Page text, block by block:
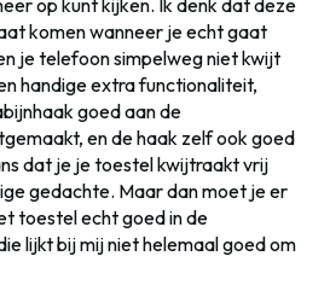
op kunt kijken. Ik denk dat deze
komen wanneer je echt gaat
je telefoon simpelweg niet kwijt
handige extra functionaliteit,
goed aan de
en de haak zelf ook goed
dat je je toestel kwijtraakt vrij
gedachte. Maar dan moet je er
toestel echt goed in de
lijkt bij mij niet helemaal goed om